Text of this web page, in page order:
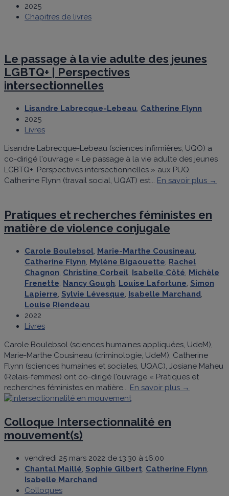
2025
Chapitres de livres
Le passage à la vie adulte des jeunes
LGBTQ+ | Perspectives
intersectionnelles
Lisandre Labrecque-Lebeau, Catherine Flynn
2025
Livres
Lisandre Labrecque-Lebeau (sciences infirmières, UQO) a
co-dirigé l'ouvrage « Le passage à la vie adulte des jeunes
LGBTQ+. Perspectives intersectionnelles » aux PUQ.
Catherine Flynn (travail social, UQAT) est... En savoir plus →
Pratiques et recherches féministes en
matière de violence conjugale
Carole Boulebsol, Marie-Marthe Cousineau,
Catherine Flynn, Mylène Bigaouette, Rachel
Chagnon, Christine Corbeil, Isabelle Côté, Michèle
Frenette, Nancy Gough, Louise Lafortune, Simon
Lapierre, Sylvie Lévesque, Isabelle Marchand,
Louise Riendeau
2022
Livres
Carole Boulebsol (sciences humaines appliquées, UdeM),
Marie-Marthe Cousineau (criminologie, UdeM), Catherine
Flynn (sciences humaines et sociales, UQAC), Josiane Maheu
(Relais-femmes) ont co-dirigé l'ouvrage « Pratiques et
recherches féministes en matière... En savoir plus →
Colloque Intersectionnalité en
mouvement(s)
vendredi 25 mars 2022 de 13:30 à 16:00
Chantal Maillé, Sophie Gilbert, Catherine Flynn,
Isabelle Marchand
Colloques